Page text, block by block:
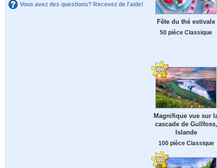
Vous avez des questions? Recevez de l'aide!
Fête du thé estivale
50 pièce Classique
Magnifique vue sur
cascade de Gullfoss,
Islande
100 pièce Classique